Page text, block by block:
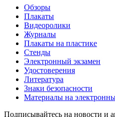
Обзоры
Плакаты
Видеоролики
Журналы
Плакаты на пластике
Стенды
Электронный экзамен
Удостоверения
Литература
Знаки безопасности
Материалы на
Подписывайтесь на новости и